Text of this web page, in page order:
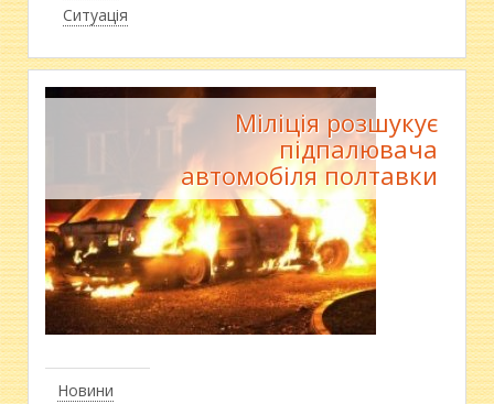
Ситуація
Новини
Міліція розшукує
підпалювача
автомобіля полтавки